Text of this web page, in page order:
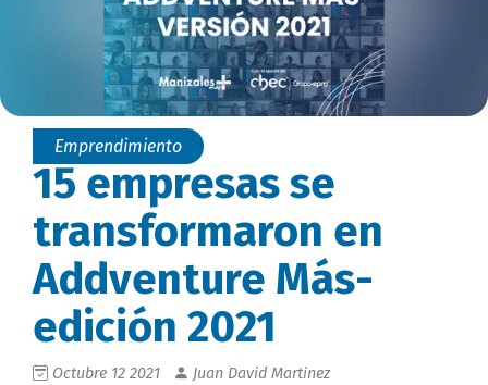
Emprendimiento
15 empresas se
transformaron en
Addventure Más-
edición 2021
Octubre 12 2021
Juan David Martinez